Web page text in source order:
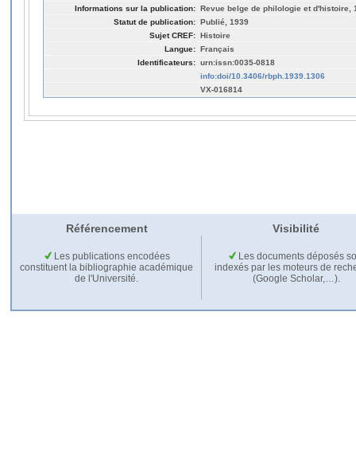
Informations sur la publication: Revue belge de philologie et d'histoire,
Statut de publication: Publié, 1939
Sujet CREF: Histoire
Langue: Français
Identificateurs: urn:issn:0035-0818
info:doi/10.3406/rbph.1939.1306
VX-016814
Référencement Visibilité
Les publications encodées
constituent la bibliographie académique
de l'Université.
Les documents déposés
indexés par les moteurs de
(Google Scholar,…).